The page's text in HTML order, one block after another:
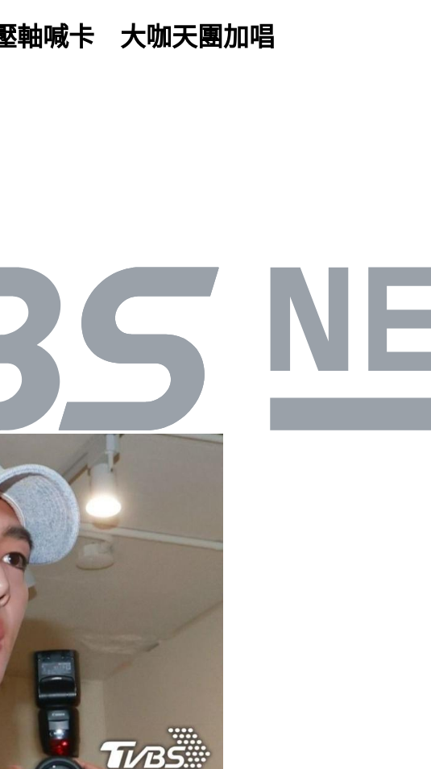
軸喊卡 大咖天團加唱